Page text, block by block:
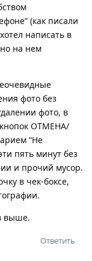
(как писали
написать в
на нем
фото без
фото, в
ОТМЕНА/
“Не
пять минут без
и прочий мусор.
в чек-боксе,
выше.
Ответить